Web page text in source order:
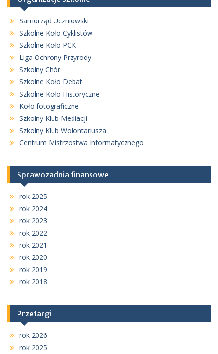
Samorząd Uczniowski
Szkolne Koło Cyklistów
Szkolne Koło PCK
Liga Ochrony Przyrody
Szkolny Chór
Szkolne Koło Debat
Szkolne Koło Historyczne
Koło fotograficzne
Szkolny Klub Mediacji
Szkolny Klub Wolontariusza
Centrum Mistrzostwa Informatycznego
Sprawozadnia finansowe
rok 2025
rok 2024
rok 2023
rok 2022
rok 2021
rok 2020
rok 2019
rok 2018
Przetargi
rok 2026
rok 2025